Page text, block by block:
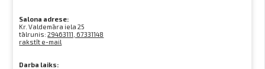
Salona adrese:
Kr. Valdemāra iela 25
tālrunis:29463111, 67331148
rakstīt e-mail
Darba laiks: